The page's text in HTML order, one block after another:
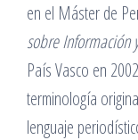
en el Máster de
sobre Información
País Vasco en
terminología
lenguaje